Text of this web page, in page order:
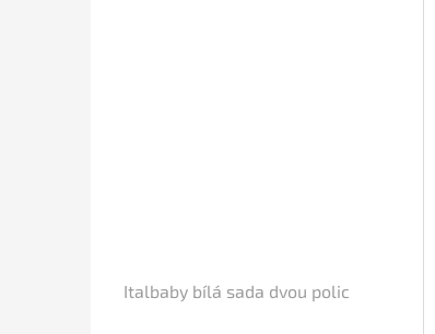
Italbaby bílá sada dvou polic